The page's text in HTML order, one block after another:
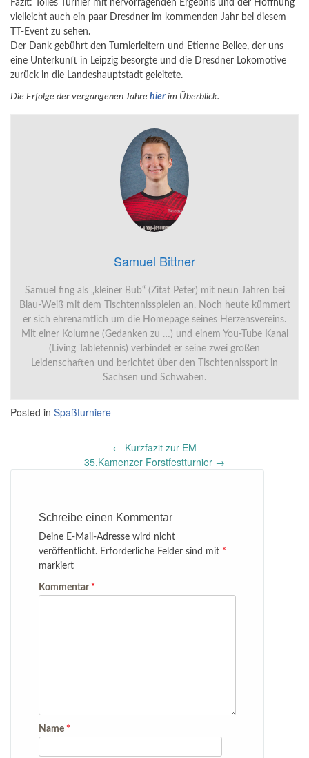
Fazit: Tolles Turnier mit hervorragenden Ergebnis und der Hoffnung
vielleicht auch ein paar Dresdner im kommenden Jahr bei diesem
TT-Event zu sehen.
Der Dank gebührt den Turnierleitern und Etienne Bellee, der uns
eine Unterkunft in Leipzig besorgte und die Dresdner Lokomotive
zurück in die Landeshauptstadt geleitete.
Die Erfolge der vergangenen Jahre hier im Überblick.
Samuel Bittner
Samuel fing als „kleiner Bub“ (Zitat Peter) mit neun Jahren bei
Blau-Weiß mit dem Tischtennisspielen an. Noch heute kümmert
er sich ehrenamtlich um die Homepage seines Herzensvereins.
Mit einer Kolumne (Gedanken zu …) und einem You-Tube Kanal
(Living Tabletennis) verbindet er seine zwei großen
Leidenschaften und berichtet über den Tischtennissport in
Sachsen und Schwaben.
Posted in Spaßturniere
← Kurzfazit zur EM
35.Kamenzer Forstfestturnier →
Schreibe einen Kommentar
Deine E-Mail-Adresse wird nicht
veröffentlicht. Erforderliche Felder sind mit *
markiert
Kommentar *
Name *